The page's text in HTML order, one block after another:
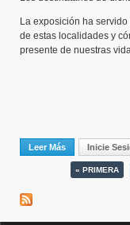
La exposición ha
de estas localidades y
presente de nuestras
Leer Más SobreInicie
Páginas « PRIMERA